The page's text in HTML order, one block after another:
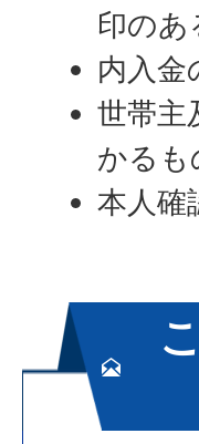
印のあ
内入金
世帯主
かるも
本人確